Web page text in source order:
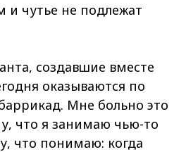
и чутье не подлежат
создавшие вместе
оказываются по
Мне больно это
что я занимаю чью-то
что понимаю: когда